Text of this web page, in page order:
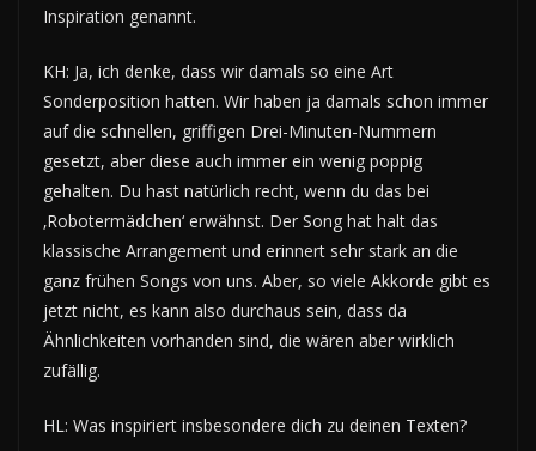
Inspiration genannt.
KH: Ja, ich denke, dass wir damals so eine Art
Sonderposition hatten. Wir haben ja damals schon immer
auf die schnellen, griffigen Drei-Minuten-Nummern
gesetzt, aber diese auch immer ein wenig poppig
gehalten. Du hast natürlich recht, wenn du das bei
‚Robotermädchen‘ erwähnst. Der Song hat halt das
klassische Arrangement und erinnert sehr stark an die
ganz frühen Songs von uns. Aber, so viele Akkorde gibt es
jetzt nicht, es kann also durchaus sein, dass da
Ähnlichkeiten vorhanden sind, die wären aber wirklich
zufällig.
HL: Was inspiriert insbesondere dich zu deinen Texten?